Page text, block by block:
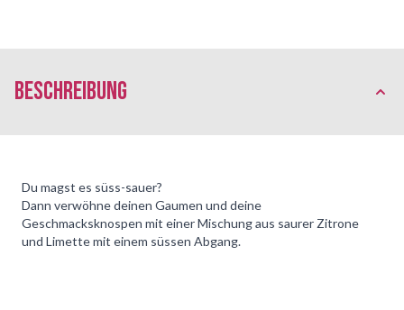
Beschreibung
Du magst es süss-sauer?
Dann verwöhne deinen Gaumen und deine
Geschmacksknospen mit einer Mischung aus saurer Zitrone
und Limette mit einem süssen Abgang.